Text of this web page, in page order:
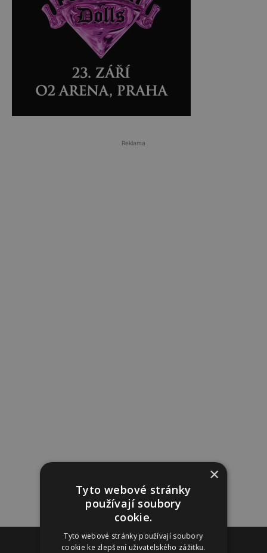
Reklama
Reklama
×
Tyto webové stránky
používají soubory
cookie.
Tyto webové stránky používají soubory
cookie ke zlepšení uživatelského zážitku.